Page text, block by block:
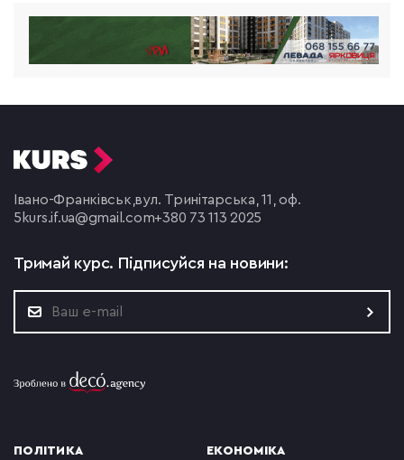
Івано-Франківськ,вул. Тринітарська, 11, оф.
5 kurs.if.ua@gmail.com+380 73 113 2025
Тримай курс. Підписуйся на новини:
ПОЛІТИКА ЕКОНОМІКА